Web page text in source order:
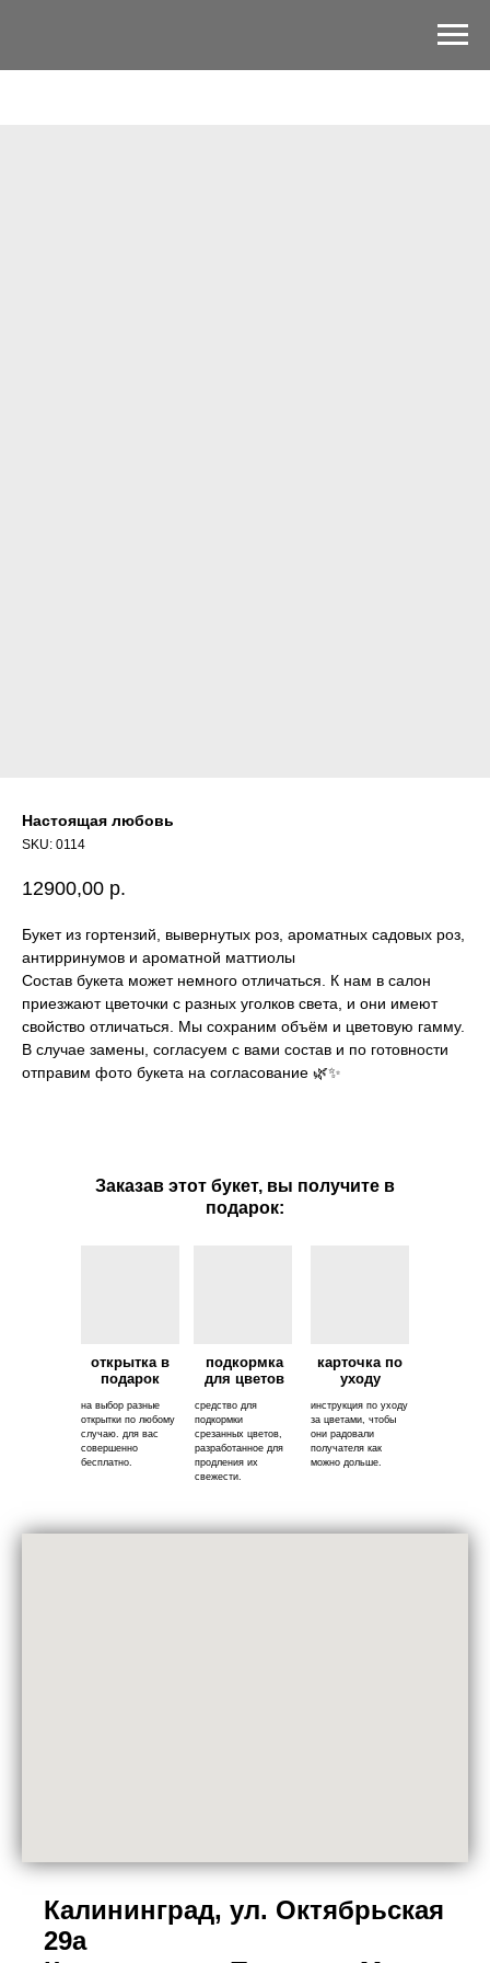
Настоящая любовь
SKU: 0114
12900,00 р.
Букет из гортензий, вывернутых роз, ароматных садовых роз,
антирринумов и ароматной маттиолы
Состав букета может немного отличаться. К нам в салон
приезжают цветочки с разных уголков света, и они имеют
свойство отличаться. Мы сохраним объём и цветовую гамму.
В случае замены, согласуем с вами состав и по готовности
отправим фото букета на согласование 🌿✨
на выбор разные
открытки по любому
случаю. для вас
совершенно
бесплатно.
подкормка
для цветов
средство для
подкормки
срезанных цветов,
разработанное для
продления их
свежести.
инструкция по уходу
за цветами, чтобы
они радовали
получателя как
можно дольше.
карточка по
уходу
Заказав этот букет, вы получите в
подарок:
открытка в
подарок
Калининград, ул. Октябрьская
29а